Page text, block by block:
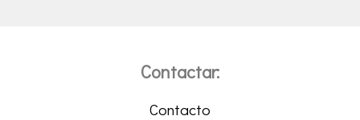
Contactar:
Contacto